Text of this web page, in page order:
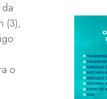
(3),
o